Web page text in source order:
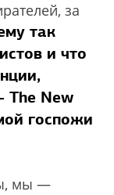
за
так
и что
The New
госпожи
мы —